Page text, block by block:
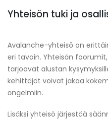
Yhteisön tuki ja
Avalanche-yhteisö on
eri tavoin. Yhteisön
tarjoavat alustan
kehittäjät voivat jakaa
ongelmiin.
Lisäksi yhteisö järjestää